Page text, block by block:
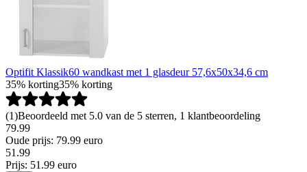
Optifit Klassik60 wandkast met 1 glasdeur 57,6x50x34,6 cm
35% korting35% korting
(1)Beoordeeld met 5.0 van de 5 sterren, 1 klantbeoordeling
79.99
Oude prijs: 79.99 euro
51 .99
Prijs: 51.99 euro